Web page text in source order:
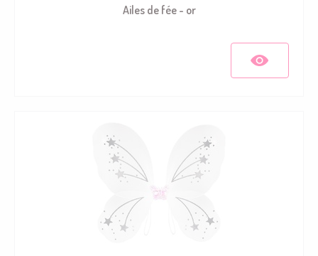
Ailes de fée - or